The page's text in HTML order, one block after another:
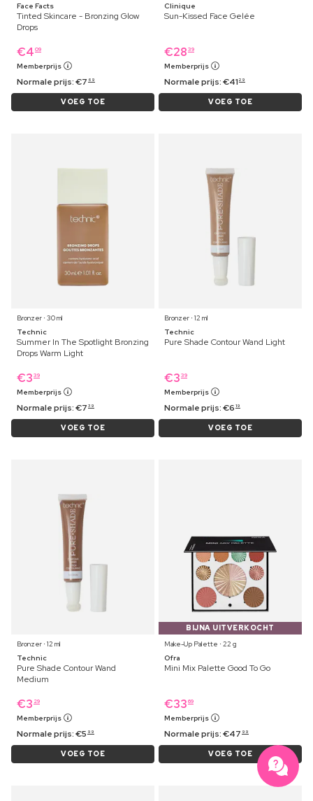
Face Facts
Tinted Skincare - Bronzing Glow
Drops
€4 09
Memberprijs
Normale prijs:€7 69
VOEG TOE
Clinique
Sun-Kissed Face Gelée
€28 39
Memberprijs
Normale prijs:€41 29
VOEG TOE
Bronzer ⋅ 30 ml
Technic
Summer In The Spotlight Bronzing
Drops Warm Light
€3 39
Memberprijs
Normale prijs:€7 39
VOEG TOE
Bronzer ⋅ 12 ml
Technic
Pure Shade Contour Wand Light
€3 39
Memberprijs
Normale prijs:€6 19
VOEG TOE
Bronzer ⋅ 12 ml
Technic
Pure Shade Contour Wand
Medium
€3 29
Memberprijs
Normale prijs:€5 99
VOEG TOE
BIJNA UITVERKOCHT
Make-Up Palette ⋅ 22 g
Ofra
Mini Mix Palette Good To Go
€33 69
Memberprijs
Normale prijs:€47 99
VOEG TOE